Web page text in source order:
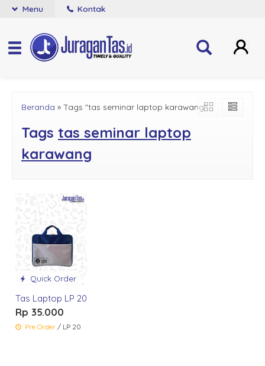
Menu Kontak
Beranda » Tags "tas seminar laptop karawang"
Tags tas seminar laptop
karawang
Quick Order
Tas Laptop LP 20
Rp 35.000
Pre Order / LP 20